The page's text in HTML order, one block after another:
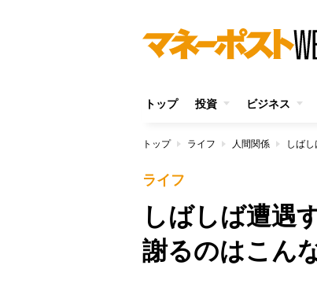
トップ 投資 ビジネス
トップ ライフ 人間関係 しば
ライフ
しばしば遭遇
謝るのはこん